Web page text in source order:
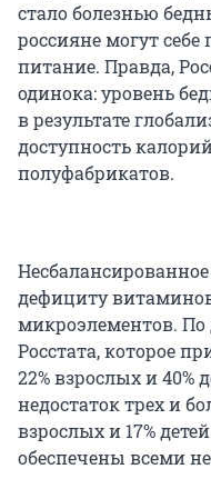
стало болезнью
россияне могут себе
питание. Правда,
одинока: уровень
в результате
доступность
полуфабрикатов.
дефициту
микроэлементов.
Росстата, которое
22% взрослых и 40%
недостаток трех и
взрослых и 17%
обеспечены всеми